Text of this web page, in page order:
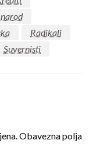
narod
Radikali
Suvernisti
Obavezna polja